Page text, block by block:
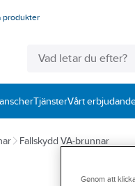
produkter
TjänsterVårt
Fallskydd VA-brunnar
Genom att